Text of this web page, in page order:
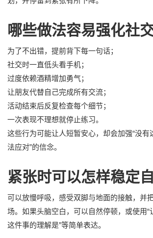
哪些做法容易强化社
为了不出错，提前背下每一句话；
社交时一直低头看手机；
过度依赖酒精增加勇气；
让朋友代替自己完成所有交流；
活动结束后反复检查每个细节；
一次表现不理想就停止练习。
这些行为可能让人短暂安心，却会加强“没有
法应对”的信念。
紧张时可以怎样稳定自
可以放慢呼吸，感受双脚与地面的接触，并
场。如果头脑空白，可以自然停顿，或使用“
这件事的理解是”等简单表达。